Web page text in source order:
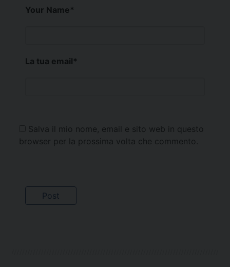
Your Name*
La tua email*
Salva il mio nome, email e sito web in questo
browser per la prossima volta che commento.